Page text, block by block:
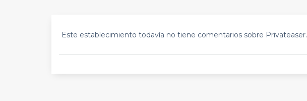
Este establecimiento todavía no tiene comentarios sobre Privateaser.